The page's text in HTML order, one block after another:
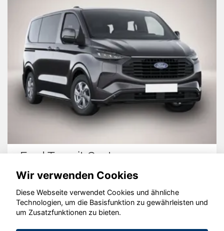
Ford Transit Custom
© konjunkturmotor.de GmbH 2020 - 2026
Wir verwenden Cookies
Diese Webseite verwendet Cookies und ähnliche
Technologien, um die Basisfunktion zu gewährleisten und
um Zusatzfunktionen zu bieten.